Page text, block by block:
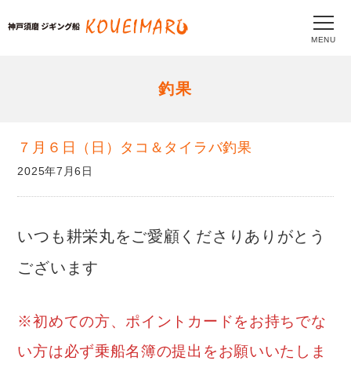
MENU
釣果
７月６日（日）タコ＆タイラバ釣果
2025年7月6日
いつも耕栄丸をご愛顧くださりありがとう
ございます
※初めての方、ポイントカードをお持ちでな
い方は必ず乗船名簿の提出をお願いいたしま